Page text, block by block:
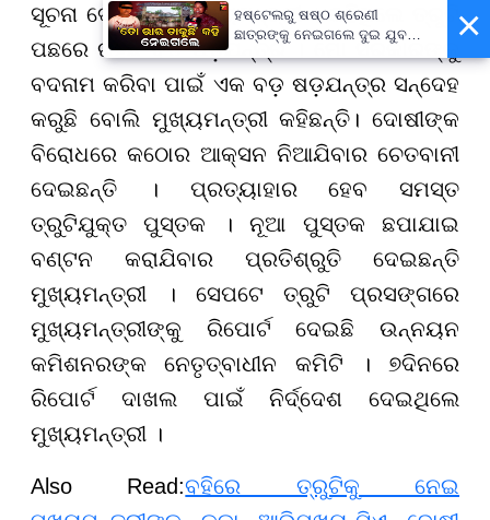
ସୂଚନା ଦେଇଥିଲେ ମୁଖ୍ୟମନ୍ତ୍ରୀ । କହିଥିଲେ ତ୍ରୁଟି
ପଛରେ ରହିଛି ବଡ ଷଡ଼ଯନ୍ତ୍ର । ମୋ ସରକାରଙ୍କୁ
ବଦନାମ କରିବା ପାଇଁ ଏକ ବଡ଼ ଷଡ଼ଯନ୍ତ୍ର ସନ୍ଦେହ
କରୁଛି ବୋଲି ମୁଖ୍ୟମନ୍ତ୍ରୀ କହିଛନ୍ତି। ଦୋଷୀଙ୍କ
ବିରୋଧରେ କଠୋର ଆକ୍ସନ ନିଆଯିବାର ଚେତବାନୀ
ଦେଇଛନ୍ତି । ପ୍ରତ୍ୟାହାର ହେବ ସମସ୍ତ
ତ୍ରୁଟିଯୁକ୍ତ ପୁସ୍ତକ । ନୂଆ ପୁସ୍ତକ ଛପାଯାଇ
ବଣ୍ଟନ କରାଯିବାର ପ୍ରତିଶ୍ରୁତି ଦେଇଛନ୍ତି
ମୁଖ୍ୟମନ୍ତ୍ରୀ । ସେପଟେ ତ୍ରୁଟି ପ୍ରସଙ୍ଗରେ
ମୁଖ୍ୟମନ୍ତ୍ରୀଙ୍କୁ ରିପୋର୍ଟ ଦେଇଛି ଉନ୍ନୟନ
କମିଶନରଙ୍କ ନେତୃତ୍ବାଧୀନ କମିଟି । ୭ଦିନରେ
ରିପୋର୍ଟ ଦାଖଲ ପାଇଁ ନିର୍ଦ୍ଦେଶ ଦେଇଥିଲେ
ମୁଖ୍ୟମନ୍ତ୍ରୀ ।
Also Read:ବହିରେ ତ୍ରୁଟିକୁ ନେଇ
×
ହଷ୍ଟେଲରୁ ଷଷ୍ଠ ଶ୍ରେଣୀ
ଛାତ୍ରଙ୍କୁ ନେଇଗଲେ ଦୁଇ ଯୁବକ,
ପୁଅକୁ ଖୋଜି ଆଣିବାକୁ ମାଆଙ୍କ
ନିବେଦନ